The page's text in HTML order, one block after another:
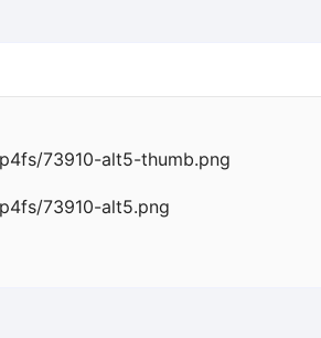
73910-alt5-thumb.png
73910-alt5.png